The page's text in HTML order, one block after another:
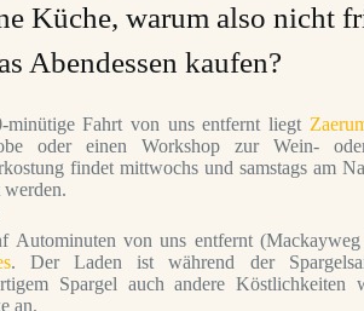
Küche, warum also nicht
Abendessen kaufen?
minütige Fahrt von uns entfernt liegt
oder einen Workshop zur Wein-
findet mittwochs und samstags am
werden.
Autominuten von uns entfernt
. Der Laden ist während der
Spargel auch andere
an.